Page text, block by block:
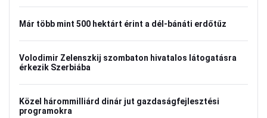
Már több mint 500 hektárt érint a dél-bánáti erdőtűz
Volodimir Zelenszkij szombaton hivatalos látogatásra
érkezik Szerbiába
Közel hárommilliárd dinár jut gazdaságfejlesztési
programokra